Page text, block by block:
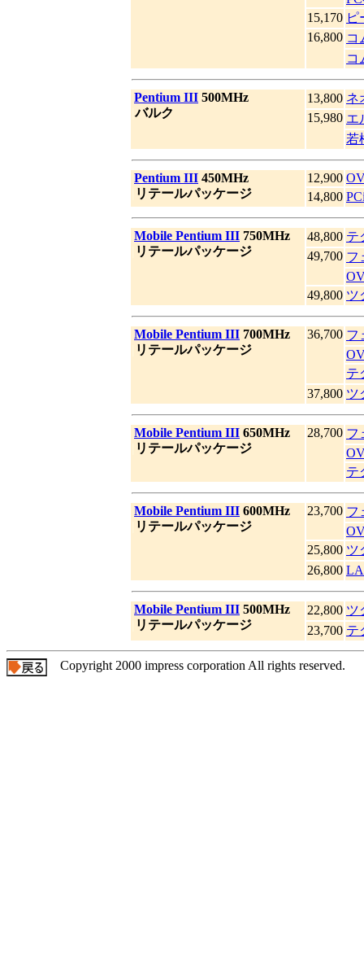
15,170 ピ
16,800 コ
コ
Pentium III 500MHz
|バルク
13,800 ネ
15,980 エ
若
Pentium III 450MHz
リテールパッケージ
12,900
14,800
Mobile Pentium III 750MHz
リテールパッケージ
48,800 テ
49,700 フ
49,800 ツ
Mobile Pentium III 700MHz
リテールパッケージ
36,700 フ
テ
37,800 ツ
Mobile Pentium III 650MHz
リテールパッケージ
28,700 フ
テ
Mobile Pentium III 600MHz
リテールパッケージ
23,700 フ
25,800 ツ
26,800
Mobile Pentium III 500MHz
リテールパッケージ
22,800 ツ
23,700 テ
Copyright 2000 impress corporation All rights reserved.